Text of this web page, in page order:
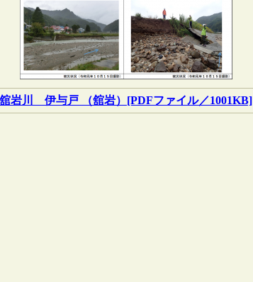
舘岩川 伊与戸 （舘岩）[PDFファイル／1001KB]